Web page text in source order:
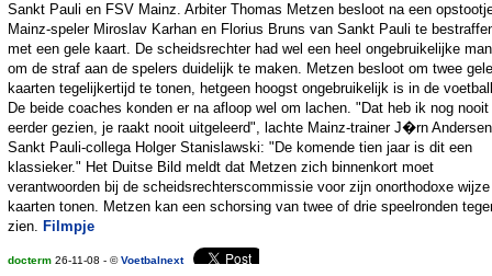
Sankt Pauli en FSV Mainz. Arbiter Thomas Metzen besloot na een
Mainz-speler Miroslav Karhan en Florius Bruns van Sankt Pauli te
met een gele kaart. De scheidsrechter had wel een heel ongebruikelijke
om de straf aan de spelers duidelijk te maken. Metzen besloot om twee gele
kaarten tegelijkertijd te tonen, hetgeen hoogst ongebruikelijk is in de
De beide coaches konden er na afloop wel om lachen. "Dat heb ik nog nooit
eerder gezien, je raakt nooit uitgeleerd", lachte Mainz-trainer J�rn
Sankt Pauli-collega Holger Stanislawski: "De komende tien jaar is dit een
klassieker." Het Duitse Bild meldt dat Metzen zich binnenkort moet
verantwoorden bij de scheidsrechterscommissie voor zijn onorthodoxe
kaarten tonen. Metzen kan een schorsing van twee of drie speelronden
zien. Filmpje
docterm 26-11-08 - ©Voetbalnext